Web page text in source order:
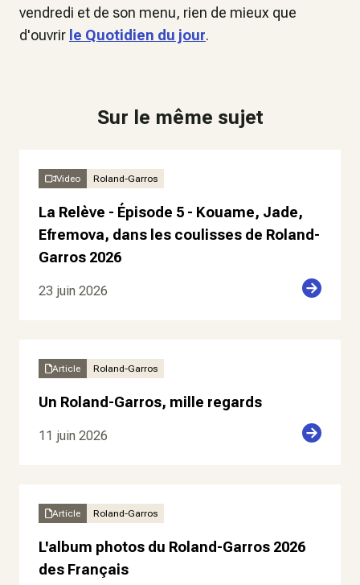
vendredi et de son menu, rien de mieux que
d'ouvrir le Quotidien du jour.
Sur le même sujet
Video Roland-Garros
La Relève - Épisode 5 - Kouame, Jade,
Efremova, dans les coulisses de Roland-
Garros 2026
23 juin 2026
Article Roland-Garros
Un Roland-Garros, mille regards
11 juin 2026
Article Roland-Garros
L'album photos du Roland-Garros 2026
des Français